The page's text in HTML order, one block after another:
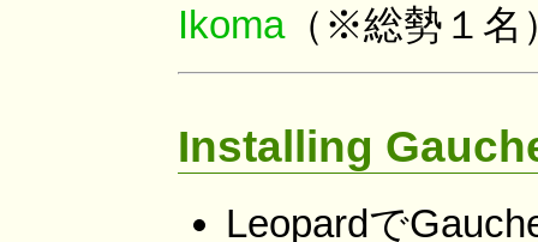
Ikoma（※総勢１名
Installing
Leopardで